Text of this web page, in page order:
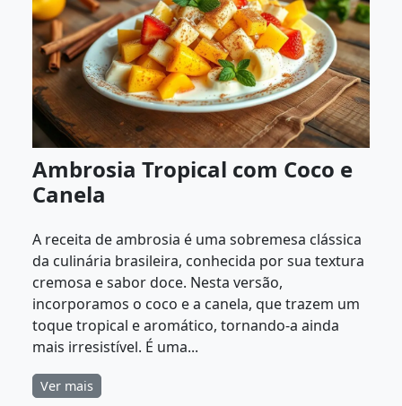
Ambrosia Tropical com Coco e
Canela
A receita de ambrosia é uma sobremesa clássica
da culinária brasileira, conhecida por sua textura
cremosa e sabor doce. Nesta versão,
incorporamos o coco e a canela, que trazem um
toque tropical e aromático, tornando-a ainda
mais irresistível. É uma...
Ver mais